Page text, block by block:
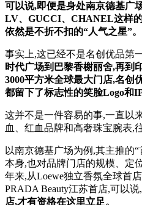
可以说,即便是身处南京德基广
LV、GUCCI、CHANEL这样
依然是不折不扣的“人气之星”。
事实上,这已经不是名创优品第
时代广场到巴黎香榭丽舍,再到
3000平方米全球最大门店,名创
都留下了标志性的笑脸Logo和IP
这并不是一件容易的事,一直以
血、红血品牌和高奢珠宝腕表,
以南京德基广场为例,其主推的
本身,也对品牌门店的规模、定
年来,从Loewe独立香氛全球首
PRADA Beauty江苏首店,可以说
店,才有资格在这里立足。